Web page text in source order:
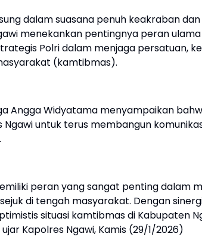
dalam suasana penuh keakraban
menekankan pentingnya peran
Polri dalam menjaga persatuan,
(kamtibmas).
Angga Widyatama menyampaikan
untuk terus membangun
peran yang sangat penting dalam
di tengah masyarakat. Dengan
situasi kamtibmas di Kabupaten
Kapolres Ngawi, Kamis (29/1/2026)